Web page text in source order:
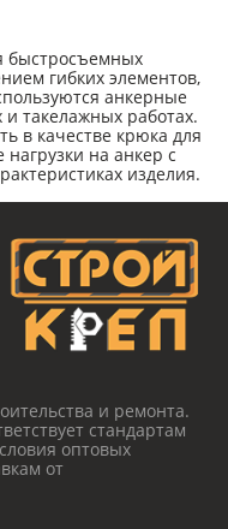
быстросъемных
гибких элементов,
анкерные
такелажных работах.
в качестве крюка для
на анкер с
изделия.
и ремонта.
стандартам
оптовых
от